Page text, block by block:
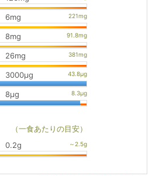
6mg
8mg
26mg
3000μg
8μg
（一食あたりの目安）
0.2g